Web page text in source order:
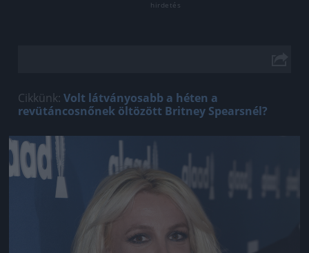
Cikkünk: Volt látványosabb a héten a
revütáncosnőnek öltözött Britney Spearsnél?
Jön még kép!